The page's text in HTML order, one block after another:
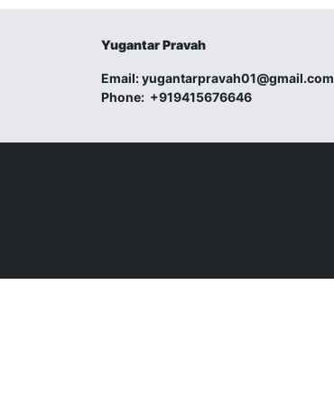
Yugantar Pravah
Email:yugantarpravah01@gmail.com
Phone: +919415676646